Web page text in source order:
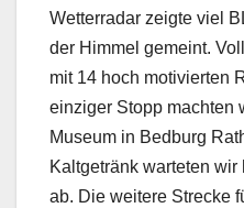
Wetterradar zeigte viel
der Himmel gemeint.
mit 14 hoch motivierten
einziger Stopp machten
Museum in Bedburg
Kaltgetränk warteten
ab. Die weitere Strecke